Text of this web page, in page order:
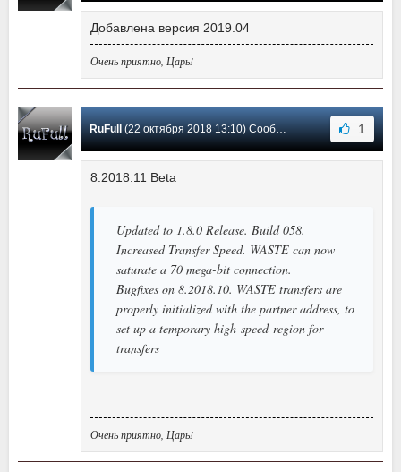
Добавлена версия 2019.04
Очень приятно, Царь!
RuFull(22 октября 2018 13:10) Сообщение #27 1
8.2018.11 Beta
Updated to 1.8.0 Release. Build 058.
Increased Transfer Speed. WASTE can now
saturate a 70 mega-bit connection.
Bugfixes on 8.2018.10. WASTE transfers are
properly initialized with the partner address, to
set up a temporary high-speed-region for
transfers
Очень приятно, Царь!